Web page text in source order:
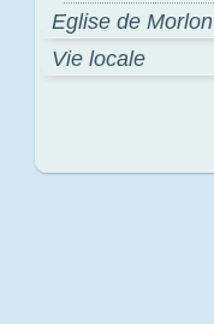
Eglise de Morlon
Vie locale